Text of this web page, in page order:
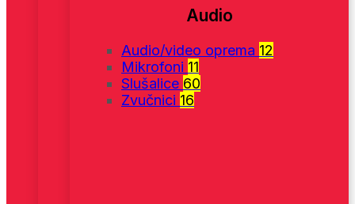
Audio
Audio/video oprema 12
Mikrofoni 11
Slušalice 60
Zvučnici 16